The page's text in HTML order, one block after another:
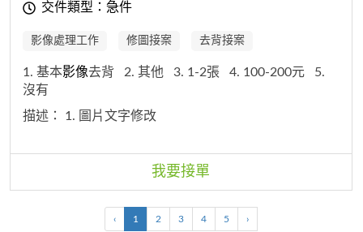
交件類型：急件
影像處理工作 修圖接案 去背接案
1. 基本影像去背 2. 其他 3. 1-2張 4. 100-200元
5.
沒有
描述： 1. 圖片文字修改
我要接單
‹ 1 2 3 4 5 ›